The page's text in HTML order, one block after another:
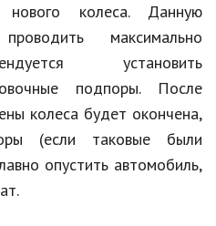
колеса. Данную
максимально
установить
подпоры. После
колеса будет окончена,
(если таковые были
опустить автомобиль,